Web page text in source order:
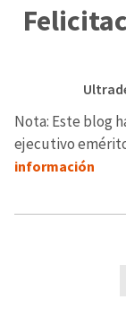
Nota: Este blog
ejecutivo
información